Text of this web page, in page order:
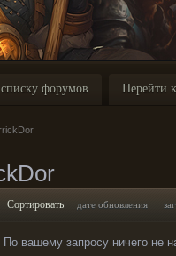
форумов Перейти
Сортировать дате обновления
По вашему запросу ничего не